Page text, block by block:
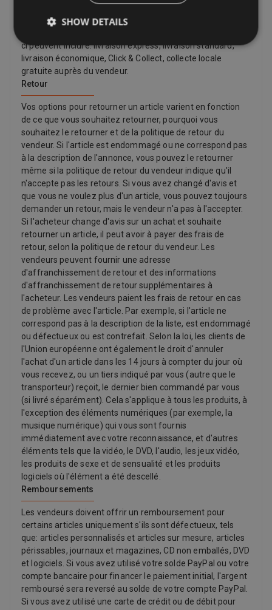
d'affranchissement et la date de livraison estimée dans
une liste de vendeur. Vous pourrez alors voir une liste
ci peuvent inclure: livraison express, livraison standard,
livraison économique, Click & Collect, collecte locale
gratuite auprès du vendeur.
Retour
Vos options pour retourner un article varient en fonction
de ce que vous souhaitez retourner, pourquoi vous
souhaitez le retourner et de la politique de retour du
vendeur. Si l'article est endommagé ou ne correspond pas
à la description de l'annonce, vous pouvez le retourner
même si la politique de retour du vendeur indique qu'il
n'accepte pas les retours. Si vous avez changé d'avis et
que vous ne voulez plus d'un article, vous pouvez toujours
demander un retour, mais le vendeur n'a pas à l'accepter.
Si l'acheteur change d'avis sur un achat et souhaite
retourner un article, il peut avoir à payer des frais de
retour, selon la politique de retour du vendeur. Les
vendeurs peuvent fournir une adresse
d'affranchissement de retour et des informations
d'affranchissement de retour supplémentaires à
l'acheteur. Les vendeurs paient les frais de retour en cas
de problème avec l'article. Par exemple, si l'article ne
correspond pas à la description de la liste, est endommagé
ou défectueux ou est contrefait. Selon la loi, les clients de
l'Union européenne ont également le droit d'annuler
l'achat d'un article dans les 14 jours à compter du jour où
vous recevez, ou un tiers indiqué par vous (autre que le
transporteur) reçoit, le dernier bien commandé par vous
(si livré séparément). Cela s'applique à tous les produits, à
l'exception des éléments numériques (par exemple, la
musique numérique) qui vous sont fournis
immédiatement avec votre reconnaissance, et d'autres
éléments tels que la vidéo, le DVD, l'audio, les jeux vidéo,
les produits de sexe et de sensualité et les produits
logiciels où l'élément a été descellé.
Remboursements
Les vendeurs doivent offrir un remboursement pour
certains articles uniquement s'ils sont défectueux, tels
que: articles personnalisés et articles sur mesure, articles
périssables, journaux et magazines, CD non emballés, DVD
et logiciels. Si vous avez utilisé votre solde PayPal ou votre
compte bancaire pour financer le paiement initial, l'argent
remboursé sera reversé au solde de votre compte PayPal.
Si vous avez utilisé une carte de crédit ou de débit pour
SHOW DETAILS